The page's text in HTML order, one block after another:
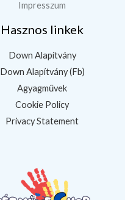
Impresszum
Hasznos linkek
Down Alapítvány
Down Alapítvány (Fb)
Agyagművek
Cookie Policy
Privacy Statement